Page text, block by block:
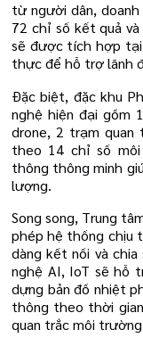
từ người dân,
72 chỉ số kết quả
sẽ được tích hợp tại
thực để hỗ trợ lãnh
Đặc biệt, đặc khu
nghệ hiện đại gồm
drone, 2 trạm
theo 14 chỉ số
thông thông minh
lượng.
Song song, Trung
phép hệ thống chịu
dàng kết nối và
nghệ AI, IoT sẽ hỗ
dựng bản đồ nhiệt
thông theo thời
quan trắc môi